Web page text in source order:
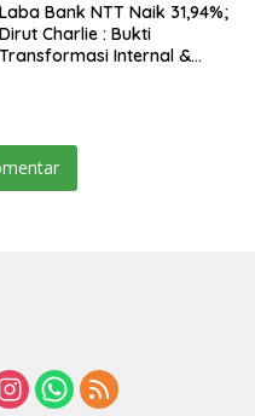
Laba Bank NTT Naik 31,94%;
Dirut Charlie : Bukti
Transformasi Internal &